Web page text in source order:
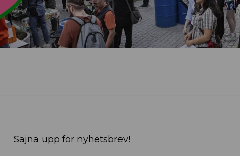
Sajna upp för nyhetsbrev!